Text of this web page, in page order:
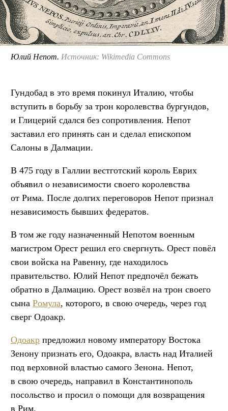
Юлий Непот. Источник: Wikimedia Commons
Гундобад в это время покинул Италию, чтобы
вступить в борьбу за трон королевства бургундов,
и Глицерий сдался без сопротивления. Непот
заставил его принять сан и сделал епископом
Салоны в Далмации.
В 475 году в Галлии вестготский король Еврих
объявил о независимости своего королевства
от Рима. После долгих переговоров Непот признал
независимость бывших федератов.
В том же году назначенный Непотом военным
магистром Орест решил его свергнуть. Орест повёл
свои войска на Равенну, где находилось
правительство. Юлий Непот предпочёл бежать
обратно в Далмацию. Орест возвёл на трон своего
сына Ромула, которого, в свою очередь, через год
сверг Одоакр.
Одоакр предложил новому императору Востока
Зенону признать его, Одоакра, власть над Италией
под верховной властью самого Зенона. Непот,
в свою очередь, направил в Константинополь
посольство и просил о помощи для возвращения
в Рим.